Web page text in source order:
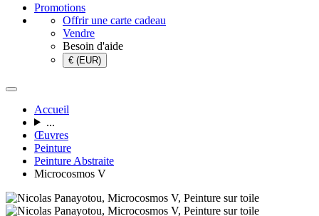
Promotions
Offrir une carte cadeau
Vendre
Besoin d'aide
€ (EUR)
Accueil
...
Œuvres
Peinture
Peinture Abstraite
Microcosmos V